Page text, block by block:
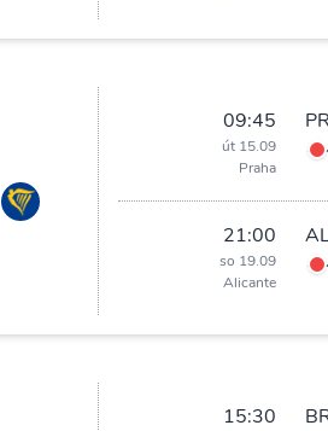
09:45
út 15.09
Praha
21:00
so 19.09
Alicante
15:30